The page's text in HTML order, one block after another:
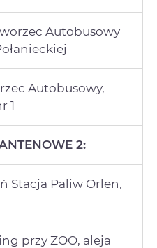
Autobusowy
Autobusowy,
1
2:
Stacja Paliw Orlen,
przy ZOO, aleja